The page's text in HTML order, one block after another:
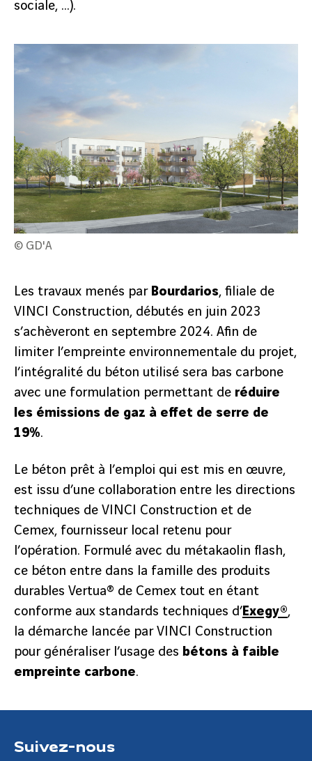
sociale, …).
© GD'A
Les travaux menés par Bourdarios, filiale de
VINCI Construction, débutés en juin 2023
s’achèveront en septembre 2024. Afin de
limiter l’empreinte environnementale du projet,
l’intégralité du béton utilisé sera bas carbone
avec une formulation permettant de réduire
les émissions de gaz à effet de serre de
19%.
Le béton prêt à l’emploi qui est mis en œuvre,
est issu d’une collaboration entre les directions
techniques de VINCI Construction et de
Cemex, fournisseur local retenu pour
l’opération. Formulé avec du métakaolin flash,
ce béton entre dans la famille des produits
durables Vertua® de Cemex tout en étant
conforme aux standards techniques d’Exegy®,
la démarche lancée par VINCI Construction
pour généraliser l’usage des bétons à faible
empreinte carbone.
Suivez-nous